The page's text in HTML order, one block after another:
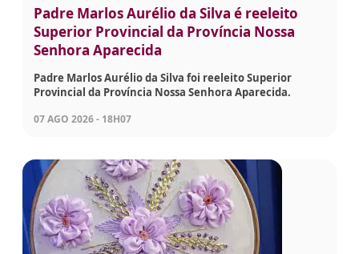
Padre Marlos Aurélio da Silva é reeleito
Superior Provincial da Província Nossa
Senhora Aparecida
Padre Marlos Aurélio da Silva foi reeleito Superior
Provincial da Província Nossa Senhora Aparecida.
07 AGO 2026 - 18H07